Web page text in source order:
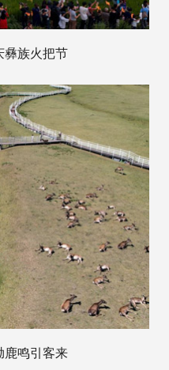
彝族火把节
鹿鸣引客来